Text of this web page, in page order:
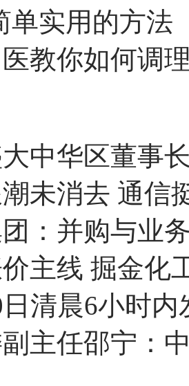
单实用的方法
教你如何调
中华区董事
未消去 通信
：并购与业
主线 掘金化
日清晨6小时
主任邵宁：